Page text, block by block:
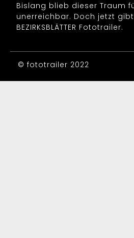
Bislang blieb dieser Traum
unerreichbar. Doch jetzt
BEZIRKSBLÄTTER Fototrailer.
© fototrailer 2022